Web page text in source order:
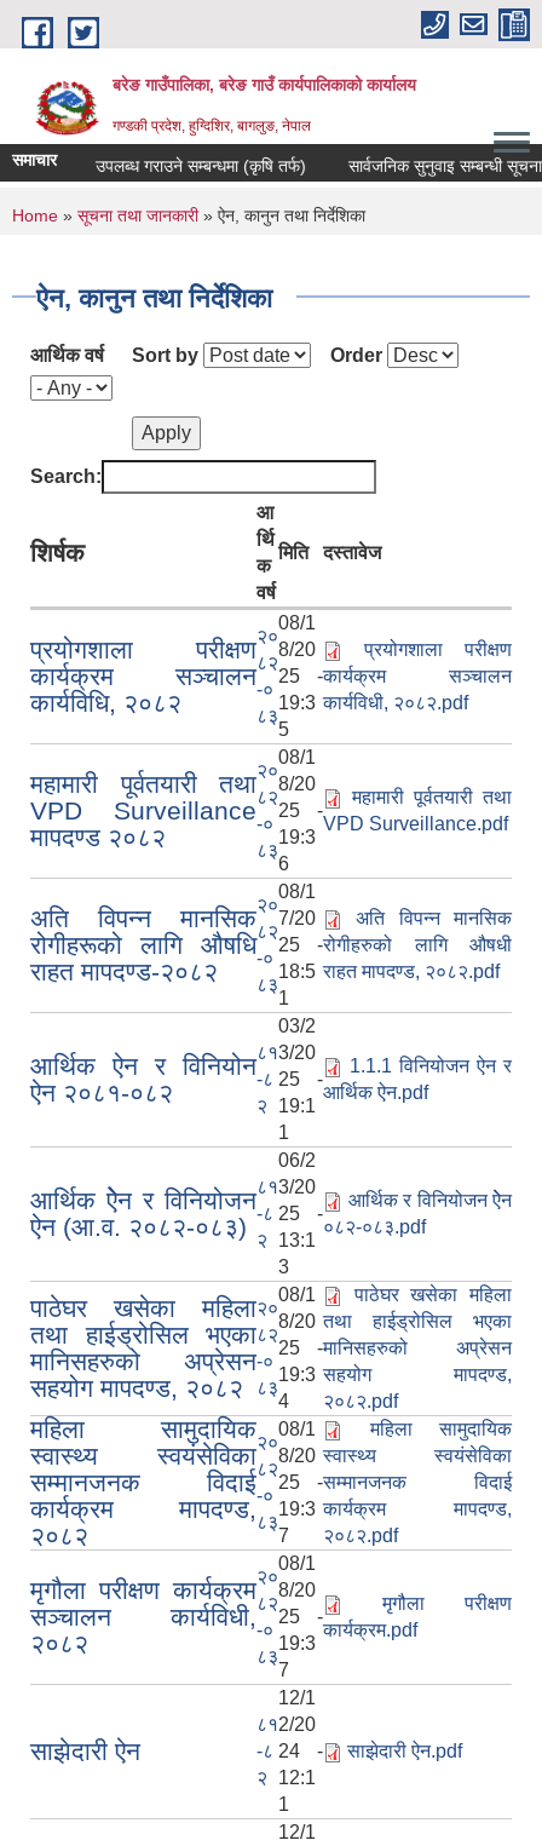
Skip to main content
बरेङ गाउँपालिका, बरेङ गाउँ कार्यपालिकाको कार्यालय
गण्डकी प्रदेश, हुग्दिशिर, बागलुङ, नेपाल
समाचार
दररेट उपलब्ध गराउने सम्बन्धमा (कृषि तर्फ) सार्वजनिक सुनुवाइ सम्बन्धी सूचना
You are here
Home » सूचना तथा जानकारी» ऐन, कानुन तथा निर्देशिका
ऐन, कानुन तथा निर्देशिका
आर्थिक वर्ष Sort by Order
Search:
शिर्षक
आ
र्थि
क
वर्ष
मिति दस्तावेज
प्रयोगशाला परीक्षण
कार्यक्रम सञ्चालन
कार्यविधि, २०८२
२०
८२
-०
८३
08/1
8/20
25 -
19:3
5
प्रयोगशाला परीक्षण
कार्यक्रम सञ्चालन
कार्यविधी, २०८२.pdf
महामारी पूर्वतयारी तथा
VPD Surveillance
मापदण्ड २०८२
२०
८२
-०
८३
08/1
8/20
25 -
19:3
6
महामारी पूर्वतयारी तथा
VPD Surveillance.pdf
अति विपन्न मानसिक
रोगीहरूको लागि औषधि
राहत मापदण्ड-२०८२
२०
८२
-०
८३
08/1
7/20
25 -
18:5
1
अति विपन्न मानसिक
रोगीहरुको लागि औषधी
राहत मापदण्ड, २०८२.pdf
आर्थिक ऐन र विनियोन
ऐन २०८१-०८२
८१
-८
२
03/2
3/20
25 -
19:1
1
1.1.1 विनियोजन ऐन र
आर्थिक ऐन.pdf
आर्थिक ऐेन र विनियोजन
ऐन (आ.व. २०८२-०८‍३)
८१
-८
२
06/2
3/20
25 -
13:1
3
आर्थिक र विनियोजन ऐेन
०८२-०८३.pdf
पाठेघर खसेका महिला
तथा हाईड्रोसिल भएका
मानिसहरुको अप्रेसन
सहयोग मापदण्ड, २०८२
२०
८२
-०
८३
08/1
8/20
25 -
19:3
4
पाठेघर खसेका महिला
तथा हाईड्रोसिल भएका
मानिसहरुको अप्रेसन
सहयोग मापदण्ड,
२०८२.pdf
महिला सामुदायिक
स्वास्थ्य स्वयंसेविका
सम्मानजनक विदाई
कार्यक्रम मापदण्ड,
२०८२
२०
८२
-०
८३
08/1
8/20
25 -
19:3
7
महिला सामुदायिक
स्वास्थ्य स्वयंसेविका
सम्मानजनक विदाई
कार्यक्रम मापदण्ड,
२०८२.pdf
मृगौला परीक्षण कार्यक्रम
सञ्चालन कार्यविधी,
२०८२
२०
८२
-०
८३
08/1
8/20
25 -
19:3
7
मृगौला परीक्षण
कार्यक्रम.pdf
साझेदारी ऐन
८१
-८
२
12/1
2/20
24 -
12:1
1
साझेदारी ऐन.pdf
12/1